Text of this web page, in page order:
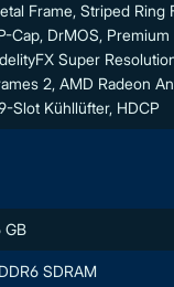
Frame, Striped
Cap, DrMOS,
Super
2, AMD Radeon
Slot Kühllüfter, HDCP
GB
SDRAM